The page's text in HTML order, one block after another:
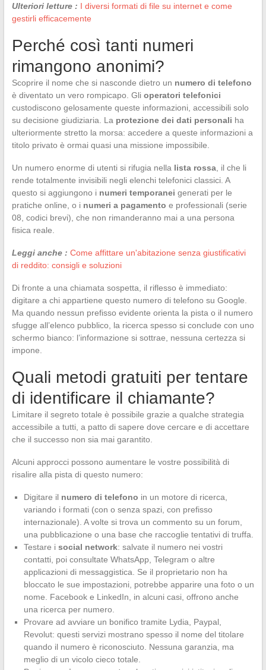
Ulteriori letture : I diversi formati di file su internet e come
gestirli efficacemente
Perché così tanti numeri
rimangono anonimi?
Scoprire il nome che si nasconde dietro un numero di telefono
è diventato un vero rompicapo. Gli operatori telefonici
custodiscono gelosamente queste informazioni, accessibili solo
su decisione giudiziaria. La protezione dei dati personali ha
ulteriormente stretto la morsa: accedere a queste informazioni a
titolo privato è ormai quasi una missione impossibile.
Un numero enorme di utenti si rifugia nella lista rossa, il che li
rende totalmente invisibili negli elenchi telefonici classici. A
questo si aggiungono i numeri temporanei generati per le
pratiche online, o i numeri a pagamento e professionali (serie
08, codici brevi), che non rimanderanno mai a una persona
fisica reale.
Leggi anche : Come affittare un'abitazione senza giustificativi
di reddito: consigli e soluzioni
Di fronte a una chiamata sospetta, il riflesso è immediato:
digitare a chi appartiene questo numero di telefono su Google.
Ma quando nessun prefisso evidente orienta la pista o il numero
sfugge all’elenco pubblico, la ricerca spesso si conclude con uno
schermo bianco: l’informazione si sottrae, nessuna certezza si
impone.
Quali metodi gratuiti per tentare
di identificare il chiamante?
Limitare il segreto totale è possibile grazie a qualche strategia
accessibile a tutti, a patto di sapere dove cercare e di accettare
che il successo non sia mai garantito.
Alcuni approcci possono aumentare le vostre possibilità di
risalire alla pista di questo numero:
Digitare il numero di telefono in un motore di ricerca,
variando i formati (con o senza spazi, con prefisso
internazionale). A volte si trova un commento su un forum,
una pubblicazione o una base che raccoglie tentativi di truffa.
Testare i social network: salvate il numero nei vostri
contatti, poi consultate WhatsApp, Telegram o altre
applicazioni di messaggistica. Se il proprietario non ha
bloccato le sue impostazioni, potrebbe apparire una foto o un
nome. Facebook e LinkedIn, in alcuni casi, offrono anche
una ricerca per numero.
Provare ad avviare un bonifico tramite Lydia, Paypal,
Revolut: questi servizi mostrano spesso il nome del titolare
quando il numero è riconosciuto. Nessuna garanzia, ma
meglio di un vicolo cieco totale.